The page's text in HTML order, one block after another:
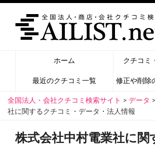
ホーム クチコミ
最近のクチコミ一覧 修正や削除
全国法人・会社クチコミ検索サイト > データ >
社に関するクチコミ・データ・法人情報
株式会社中村電業社に関